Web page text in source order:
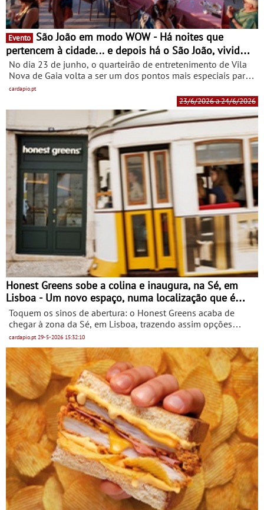
Evento
pertencem à cidade... e depois há o São João, vivido
no WOW
No dia 23 de junho, o quarteirão de entretenimento de Vila
Nova de Gaia volta a ser um dos pontos mais especiais para
celebrar a noite mais emblemática do ano. Entre as 18h e as
4h da manhã, a festa estende-se sem pausas,
acompanhando o ritmo da cidade e culminando no
espetáculo de fogo de artifício sobre o rio.
cardapio.pt
23/6/2026 a 24/6/2026
Honest Greens sobe a colina e inaugura, na Sé, em
Lisboa - Um novo espaço, numa localização que é
sinónimo da cidade
Toquem os sinos de abertura: o Honest Greens acaba de
chegar à zona da Sé, em Lisboa, trazendo assim opções
saudáveis e nutritivas a mais uma colina da cidade, mais
concretamente à Rua de Santo António da Sé.
cardapio.pt 29-5-2026 15:32:10